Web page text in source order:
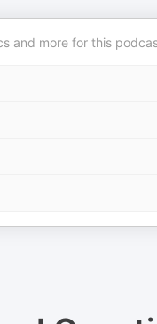
and more for this